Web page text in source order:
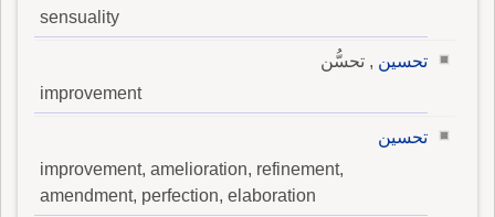
sensuality
تحسين , تحسُّن
improvement
تحسين
improvement, amelioration, refinement,
amendment, perfection, elaboration